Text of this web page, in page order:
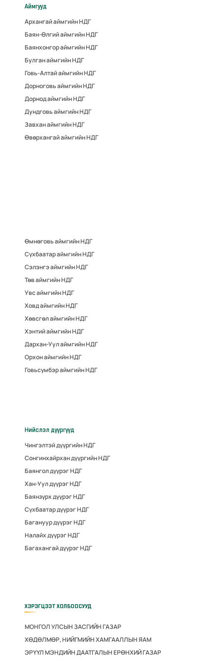
Аймгууд
Архангай аймгийн НДГ
Баян-Өлгий аймгийн НДГ
Баянхонгор аймгийн НДГ
Булган аймгийн НДГ
Говь-Алтай аймгийн НДГ
Дорноговь аймгийн НДГ
Дорнод аймгийн НДГ
Дундговь аймгийн НДГ
Завхан аймгийн НДГ
Өвөрхангай аймгийн НДГ
Өмнөговь аймгийн НДГ
Сүхбаатар аймгийн НДГ
Сэлэнгэ аймгийн НДГ
Төв аймгийн НДГ
Увс аймгийн НДГ
Ховд аймгийн НДГ
Хөвсгөл аймгийн НДГ
Хэнтий аймгийн НДГ
Дархан-Уул аймгийн НДГ
Орхон аймгийн НДГ
Говьсүмбэр аймгийн НДГ
Нийслэл дүүргүүд
Чингэлтэй дүүргийн НДГ
Сонгинхайрхан дүүргийн НДГ
Баянгол дүүрэг НДГ
Хан-Уул дүүрэг НДГ
Баянзүрх дүүрэг НДГ
Сүхбаатар дүүрэг НДГ
Багануур дүүрэг НДГ
Налайх дүүрэг НДГ
Багахангай дүүрэг НДГ
ХЭРЭГЦЭЭТ ХОЛБООСУУД
МОНГОЛ УЛСЫН ЗАСГИЙН ГАЗАР
ХӨДӨЛМӨР, НИЙГМИЙН ХАМГААЛЛЫН ЯАМ
ЭРҮҮЛ МЭНДИЙН ДААТГАЛЫН ЕРӨНХИЙ ГАЗАР